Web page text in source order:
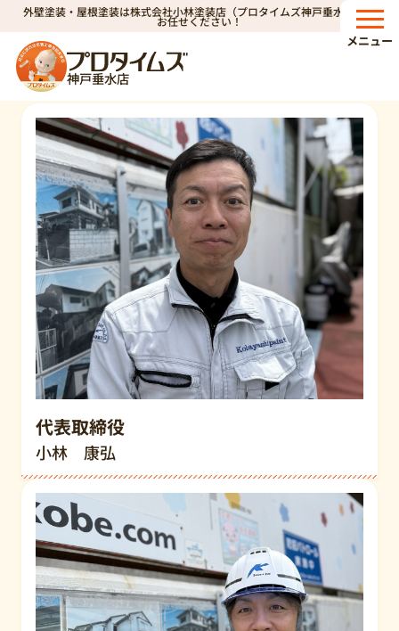
外壁塗装・屋根塗装は株式会社小林塗装店（プロタイムズ神戸垂水店）へ
お任せください！
神戸垂水店
メニュー
HOMEスタッフ紹介
スタッフ紹介
代表取締役
小林 康弘